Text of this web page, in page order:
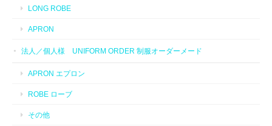
LONG ROBE
APRON
法人／個人様 UNIFORM ORDER 制服オーダーメード
APRON エプロン
ROBE ローブ
その他